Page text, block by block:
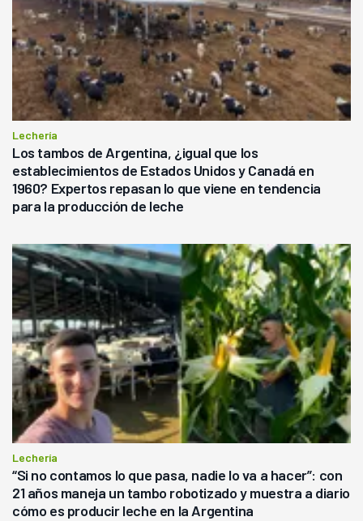
Lechería
Los tambos de Argentina, ¿igual que los
establecimientos de Estados Unidos y Canadá en
1960? Expertos repasan lo que viene en tendencia
para la producción de leche
Lechería
“Si no contamos lo que pasa, nadie lo va a hacer”: con
21 años maneja un tambo robotizado y muestra a diario
cómo es producir leche en la Argentina